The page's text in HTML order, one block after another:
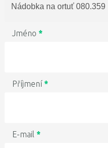
Jméno *
Příjmení*
E-mail *